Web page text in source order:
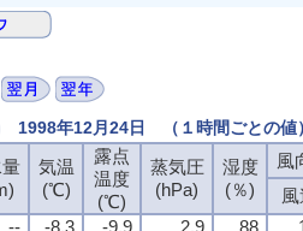
1998年12月24日 （１時間ごとの値
気温
(℃)
露点
温度
(℃)
蒸気圧
(hPa)
湿度
(％)
風
-- -8.3 -9.9 2.9 88